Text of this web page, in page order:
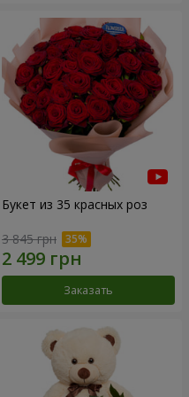
Букет из 35 красных роз
3 845 грн
Заказать